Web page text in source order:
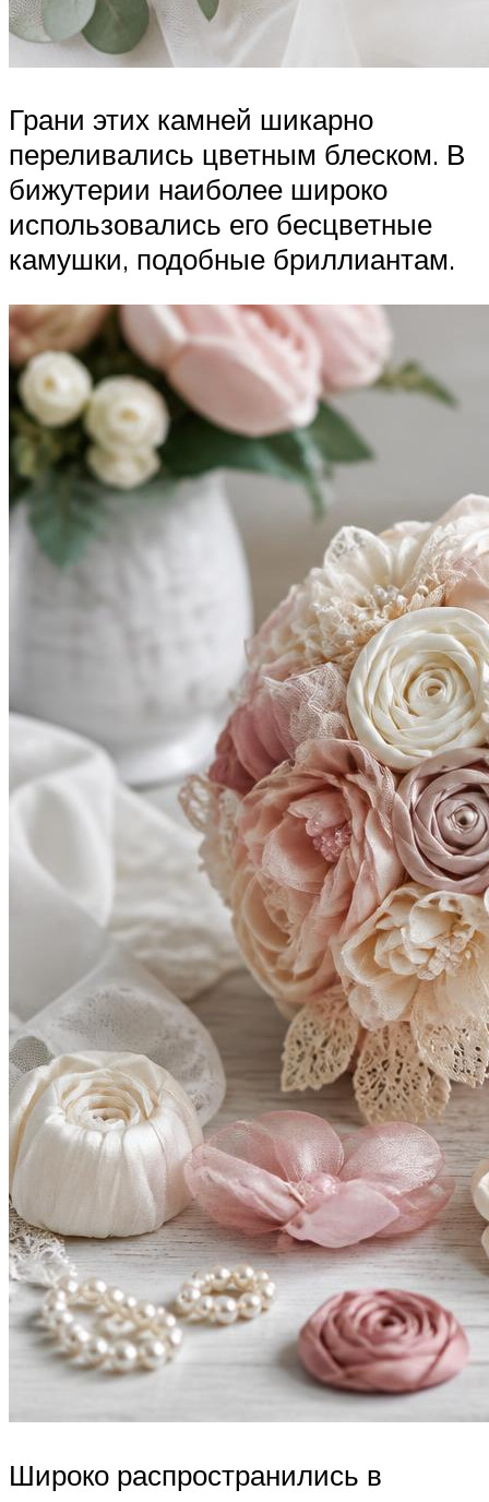
Грани этих камней шикарно
переливались цветным блеском. В
бижутерии наиболее широко
использовались его бесцветные
камушки, подобные бриллиантам.
Широко распространились в